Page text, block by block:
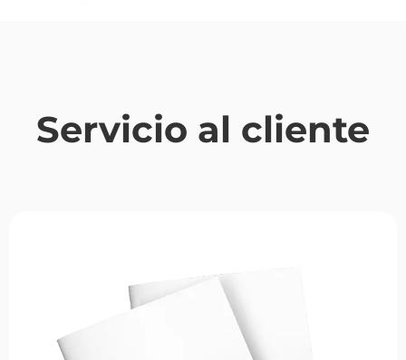
Servicio al cliente